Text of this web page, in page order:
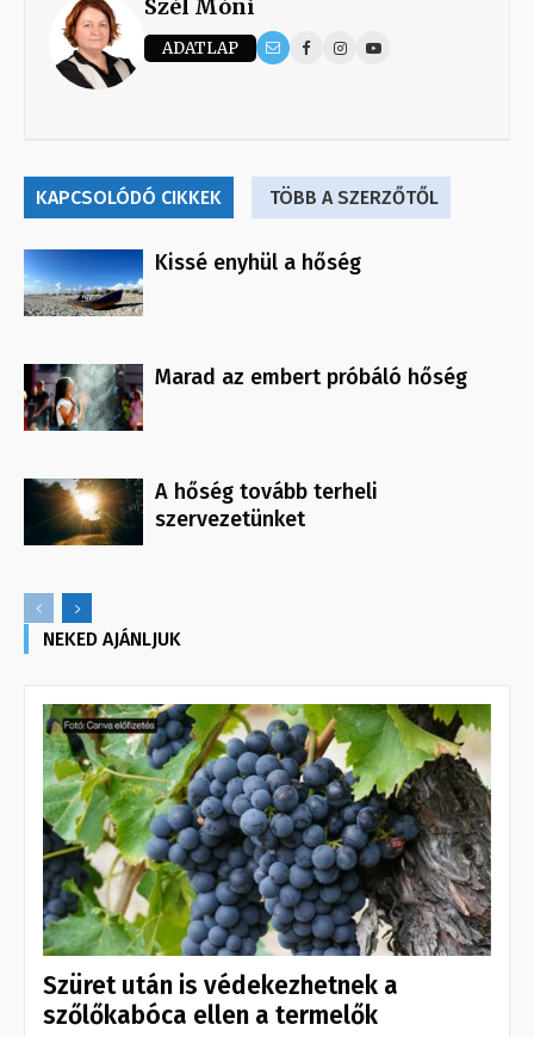
Szél Móni
ADATLAP
KAPCSOLÓDÓ CIKKEK TÖBB A SZERZŐTŐL
Kissé enyhül a hőség
Marad az embert próbáló hőség
A hőség tovább terheli
szervezetünket
NEKED AJÁNLJUK
Szüret után is védekezhetnek a
szőlőkabóca ellen a termelők